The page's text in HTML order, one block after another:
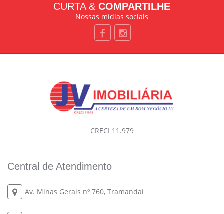
CURTA & COMPARTILHE
Nossas mídias sociais
CRECI 11.979
Central de Atendimento
Av. Minas Gerais nº 760, Tramandaí